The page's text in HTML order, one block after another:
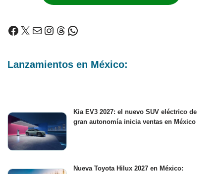
Lanzamientos en México:
Kia EV3 2027: el nuevo SUV eléctrico de
gran autonomía inicia ventas en México
Nueva Toyota Hilux 2027 en México: